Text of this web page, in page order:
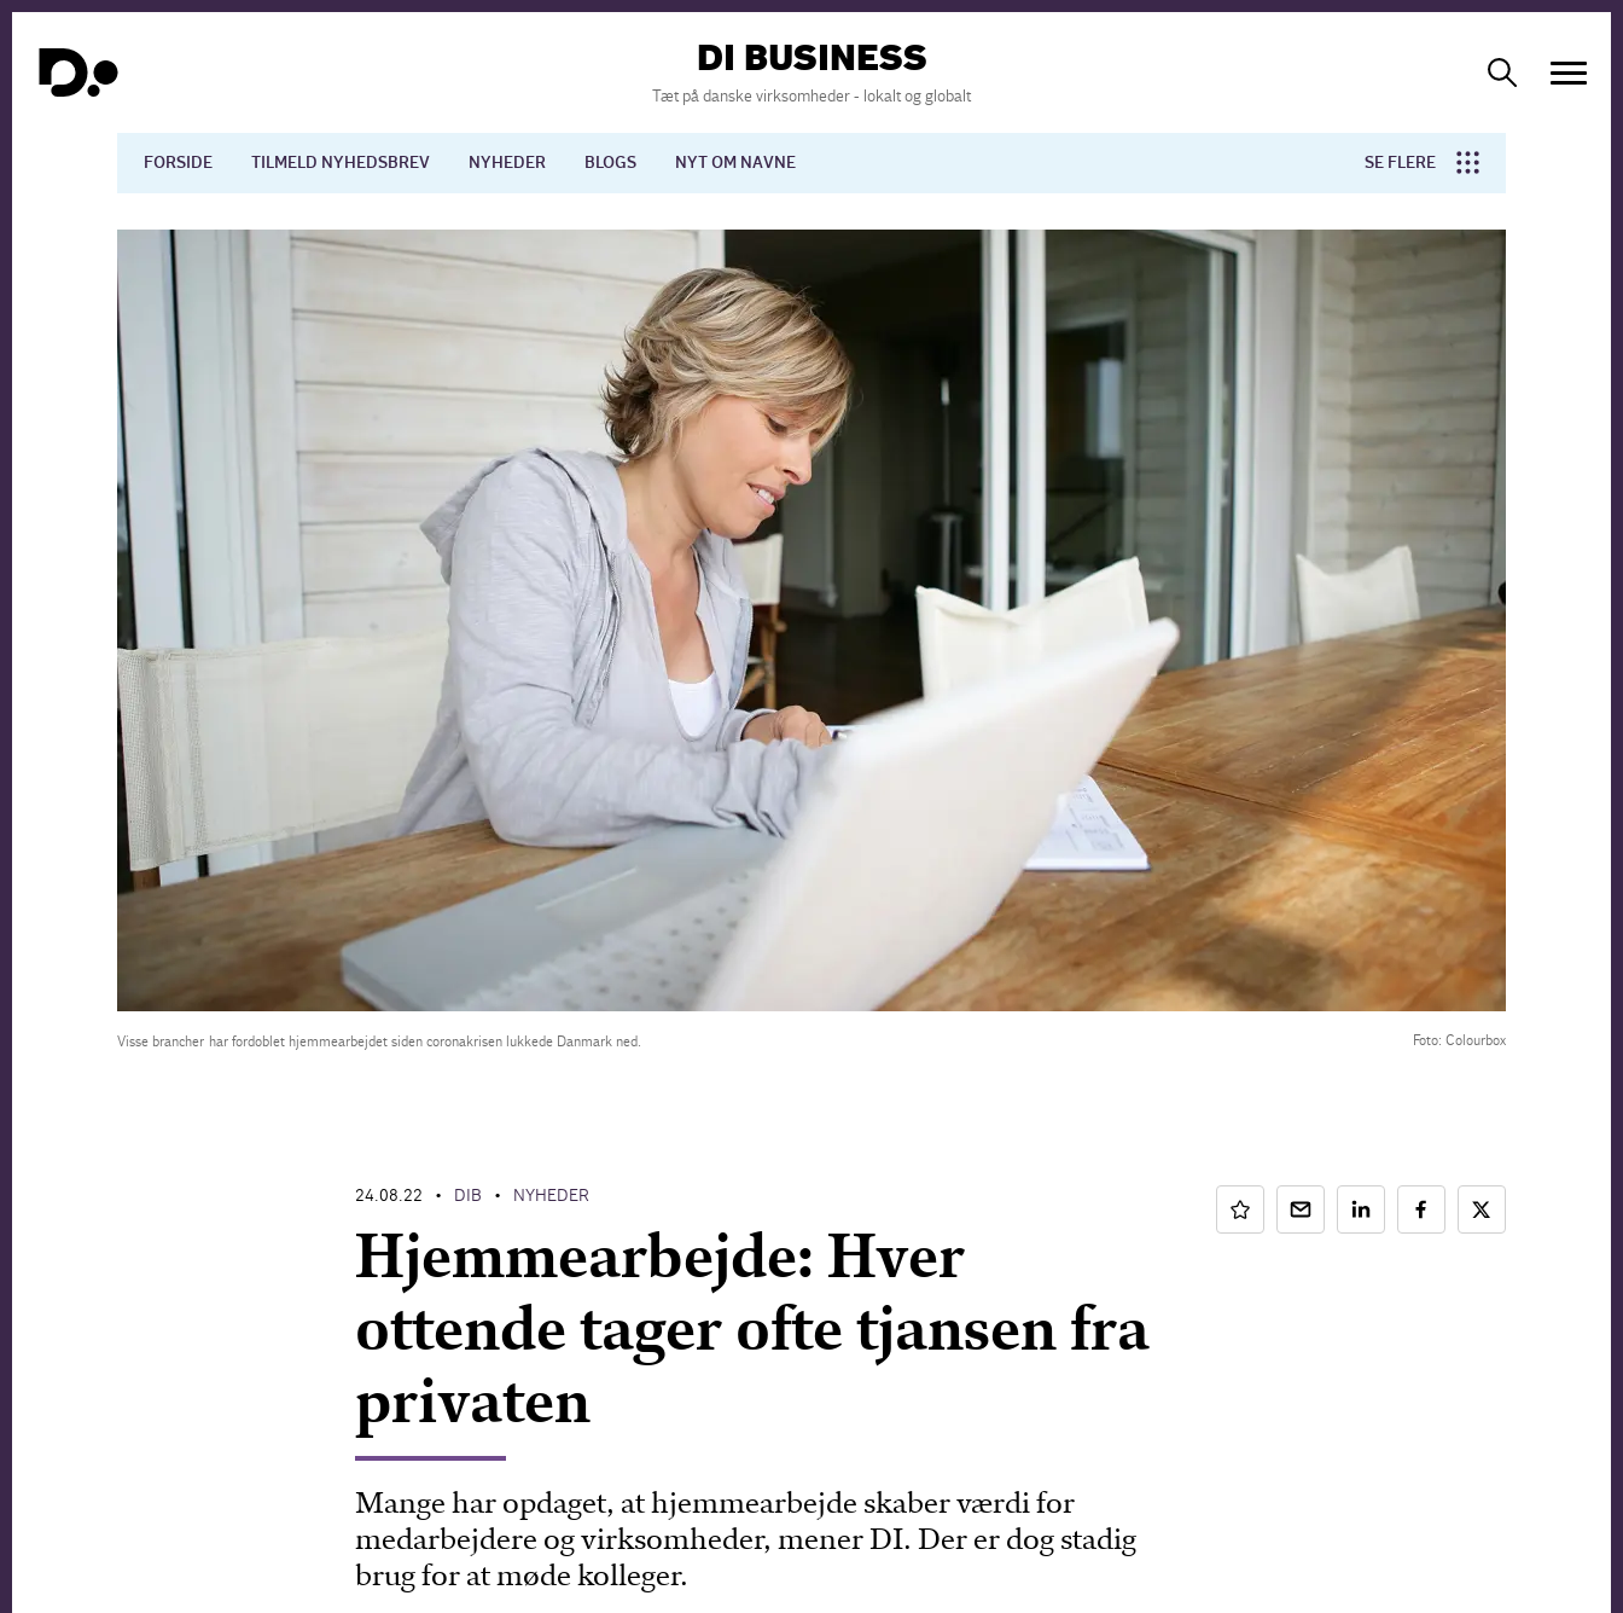
DI BUSINESS
Tæt på danske virksomheder - lokalt og globalt
FORSIDE TILMELD NYHEDSBREV NYHEDER BLOGS NYT OM NAVNE SE FLERE
Dansk økonomi Digitalisering
Arbejdsmarkedet Uddannelse Europapolitik
Visse brancher har fordoblet hjemmearbejdet siden coronakrisen lukkede Danmark ned. Foto: Colourbox
24.08.22 • DIB • NYHEDER
Hjemmearbejde: Hver
ottende tager ofte tjansen fra
privaten
Mange har opdaget, at hjemmearbejde skaber værdi for
medarbejdere og virksomheder, mener DI. Der er dog stadig
brug for at møde kolleger.